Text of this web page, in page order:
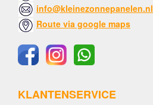
info@kleinezonnepanelen.nl
Route via google maps
KLANTENSERVICE